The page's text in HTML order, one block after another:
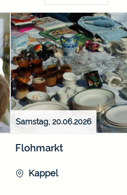
Samstag, 20.06.2026
Flohmarkt
Kappel